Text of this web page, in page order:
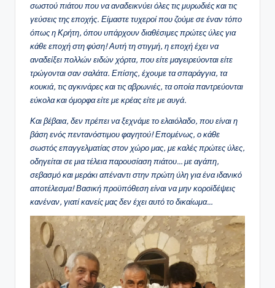
σωστού πιάτου που να αναδεικνύει όλες τις μυρωδιές και τις
γεύσεις της εποχής. Είμαστε τυχεροί που ζούμε σε έναν τόπο
όπως η Κρήτη, όπου υπάρχουν διαθέσιμες πρώτες ύλες για
κάθε εποχή στη φύση! Αυτή τη στιγμή, η εποχή έχει να
αναδείξει πολλών ειδών χόρτα, που είτε μαγειρεύονται είτε
τρώγονται σαν σαλάτα. Επίσης, έχουμε τα σπαράγγια, τα
κουκιά, τις αγκινάρες και τις αβρωνιές, τα οποία παντρεύονται
εύκολα και όμορφα είτε με κρέας είτε με αυγά.
Και βέβαια, δεν πρέπει να ξεχνάμε το ελαιόλαδο, που είναι η
βάση ενός πεντανόστιμου φαγητού! Επομένως, ο κάθε
σωστός επαγγελματίας στον χώρο μας, με καλές πρώτες ύλες,
οδηγείται σε μια τέλεια παρουσίαση πιάτου… με αγάπη,
σεβασμό και μεράκι απέναντι στην πρώτη ύλη για ένα ιδανικό
αποτέλεσμα! Βασική προϋπόθεση είναι να μην κοροϊδέψεις
κανέναν, γιατί κανείς μας δεν έχει αυτό το δικαίωμα…